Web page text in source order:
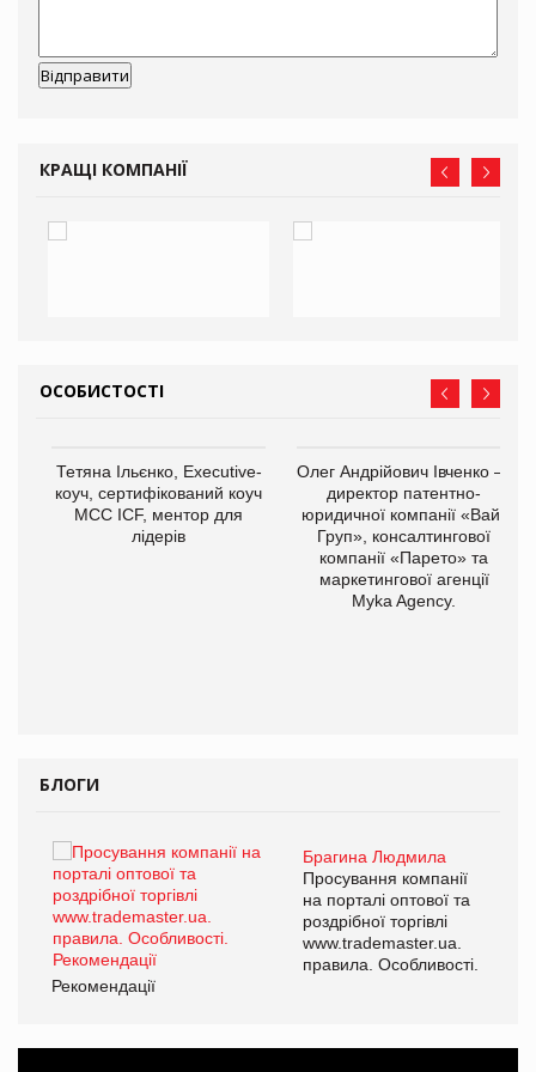
КРАЩІ КОМПАНІЇ
ОСОБИСТОСТІ
Тетяна Ільєнко, Executive-
коуч, сертифікований коуч
МСС ICF, ментор для
лідерів
Олег Андрійович Івченко —
директор патентно-
юридичної компанії «Вайз
Груп», консалтингової
компанії «Парето» та
маркетингової агенції
Myka Agency.
БЛОГИ
Брагина Людмила
Просування компанії
на порталі оптової та
роздрібної торгівлі
www.trademaster.ua.
правила. Особливості.
Рекомендації